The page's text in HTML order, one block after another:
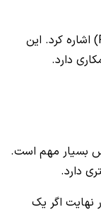
از جمله این سازمان ها می توان به انجمن ملی آتی (NFA) و اداره خدمات مالی (FSA) اشاره کرد. این
بسیار مهم است.
دارد.
نهایت اگر یک